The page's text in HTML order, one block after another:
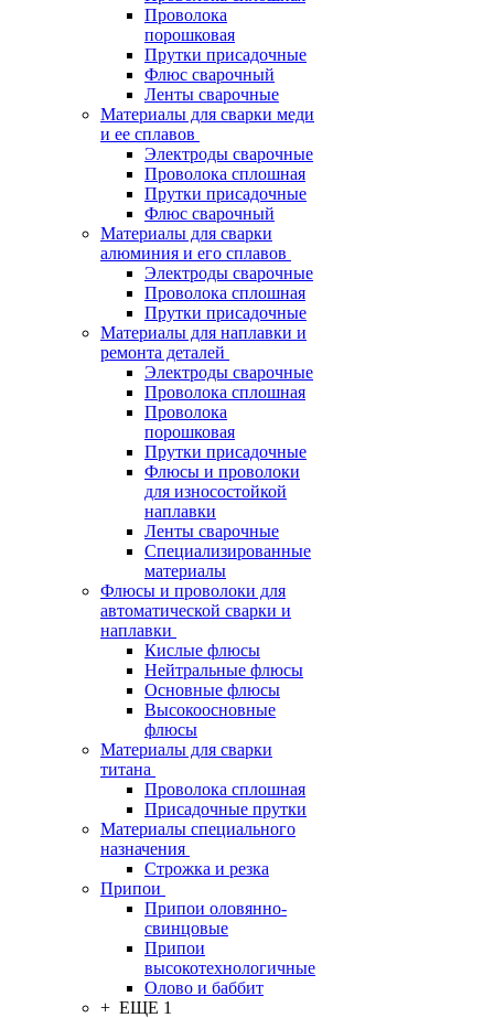
Проволока
порошковая
Прутки присадочные
Флюс сварочный
Ленты сварочные
Материалы для сварки меди
и ее сплавов
Электроды сварочные
Проволока сплошная
Прутки присадочные
Флюс сварочный
Материалы для сварки
алюминия и его сплавов
Электроды сварочные
Проволока сплошная
Прутки присадочные
Материалы для наплавки и
ремонта деталей
Электроды сварочные
Проволока сплошная
Проволока
порошковая
Прутки присадочные
Флюсы и проволоки
для износостойкой
наплавки
Ленты сварочные
Специализированные
материалы
Флюсы и проволоки для
автоматической сварки и
наплавки
Кислые флюсы
Нейтральные флюсы
Основные флюсы
Высокоосновные
флюсы
Материалы для сварки
титана
Проволока сплошная
Присадочные прутки
Материалы специального
назначения
Строжка и резка
Припои
Припои оловянно-
свинцовые
Припои
высокотехнологичные
Олово и баббит
+ ЕЩЕ 1